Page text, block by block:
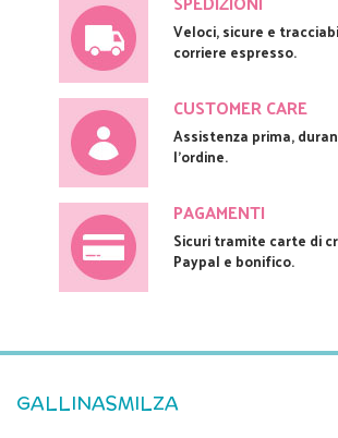
Veloci, sicure e
corriere espresso.
CUSTOMER CARE
Assistenza prima,
l'ordine.
PAGAMENTI
Sicuri tramite carte di
Paypal e bonifico.
GALLINASMILZA